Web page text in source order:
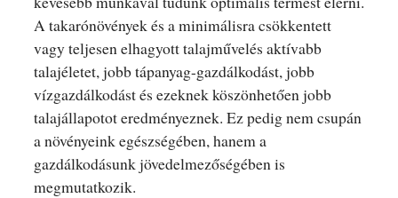
A takarónövények és a minimálisra csökkentett
vagy teljesen elhagyott talajművelés aktívabb
talajéletet, jobb tápanyag-gazdálkodást, jobb
vízgazdálkodást és ezeknek köszönhetően jobb
talajállapotot eredményeznek. Ez pedig nem csupán
a növényeink egészségében, hanem a
gazdálkodásunk jövedelmezőségében is
megmutatkozik.